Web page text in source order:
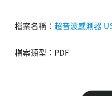
超音波感測器
PDF